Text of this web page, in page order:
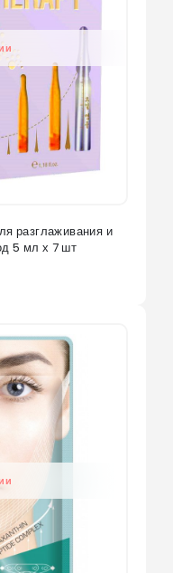
разглаживания и
5 мл х 7 шт